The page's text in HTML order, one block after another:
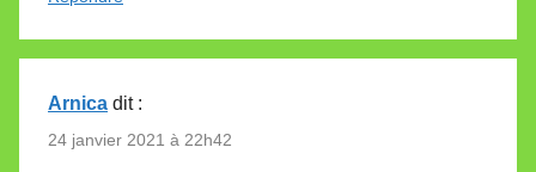
Arnica dit :
24 janvier 2021 à 22h42